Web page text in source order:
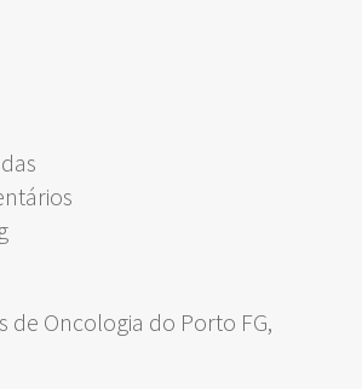
de Oncologia do Porto FG,